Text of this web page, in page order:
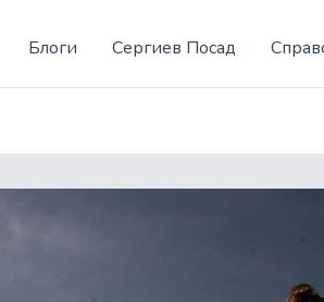
Блоги Сергиев Посад